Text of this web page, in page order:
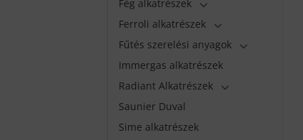
Fég alkatrészek
Ferroli alkatrészek
Fűtés szerelési anyagok
Immergas alkatrészek
Radiant Alkatrészek
Saunier Duval
Sime alkatrészek